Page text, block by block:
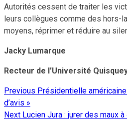
Autorités cessent de traiter les
leurs collègues comme des hors-
moyens, réprimer et réduire au
Jacky Lumarque
Recteur de l’Université
Continue
Reading
Previous Présidentielle
d’avis »
Next Lucien Jura : jurer des maux